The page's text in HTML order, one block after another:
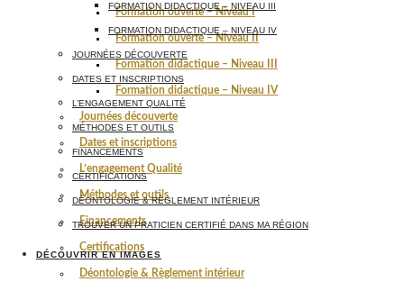
Formation ouverte – Niveau I
Formation ouverte – Niveau II
Formation didactique – Niveau III
Formation didactique – Niveau IV
Journées découverte
Dates et inscriptions
L’engagement Qualité
Méthodes et outils
Financements
Certifications
Déontologie & Règlement intérieur
FORMATION DIDACTIQUE – NIVEAU III
FORMATION DIDACTIQUE – NIVEAU IV
JOURNÉES DÉCOUVERTE
DATES ET INSCRIPTIONS
L’ENGAGEMENT QUALITÉ
MÉTHODES ET OUTILS
FINANCEMENTS
CERTIFICATIONS
DÉONTOLOGIE & RÈGLEMENT INTÉRIEUR
TROUVER UN PRATICIEN CERTIFIÉ DANS MA RÉGION
DÉCOUVRIR EN IMAGES